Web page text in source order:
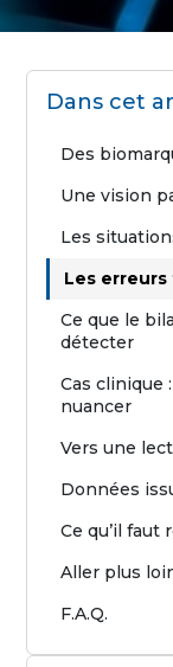
Dans cet
Des
Une vision
Les
Les
Ce que le
détecter
Cas clinique
nuancer
Vers une
Données
Ce qu’il faut
Aller plus
F.A.Q.